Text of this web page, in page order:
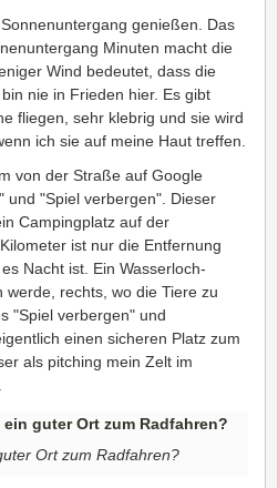
genießen. Das
Minuten macht die
Wind bedeutet, dass die
nie in Frieden hier. Es gibt
fliegen, sehr klebrig und sie wird
ich sie auf meine Haut treffen.
von der Straße auf Google
und "Spiel verbergen". Dieser
Campingplatz auf der
ist nur die Entfernung
Nacht ist. Ein Wasserloch-
werde, rechts, wo die Tiere zu
"Spiel verbergen" und
einen sicheren Platz zum
als pitching mein Zelt im
Ort zum Radfahren?